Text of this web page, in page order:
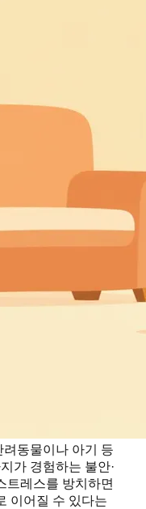
동물이나 아기 등
가 경험하는 불안·
트레스를 방치하면
이어질 수 있다는